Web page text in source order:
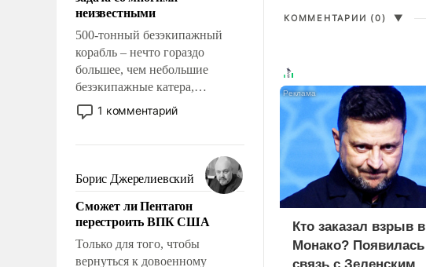
неизвестными
500-тонный безэкипажный
корабль – нечто гораздо
большее, чем небольшие
безэкипажные катера,
применение которых уже
стало обыденностью. Задача по
сложна и амбициозна. Однако
и ее реализация радикально
поднимет наши боевые
возможности.
1 комментарий
Борис Джерелиевский
Сможет ли Пентагон
перестроить ВПК США
Только для того, чтобы
вернуться к довоенному
КОММЕНТАРИИ (0) ▼
Кто заказал взрыв в
Монако? Появилась